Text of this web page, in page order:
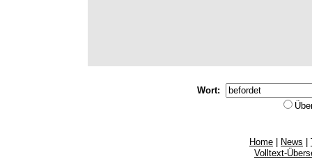
Wort:
Home News
Volltext-